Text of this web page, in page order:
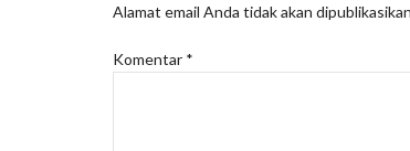
Alamat email Anda tidak akan
Komentar *